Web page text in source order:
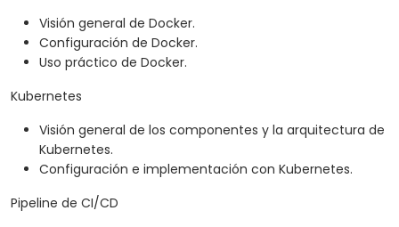
Visión general de Docker.
Configuración de Docker.
Uso práctico de Docker.
Kubernetes
Visión general de los componentes y la arquitectura de
Kubernetes.
Configuración e implementación con Kubernetes.
Pipeline de CI/CD